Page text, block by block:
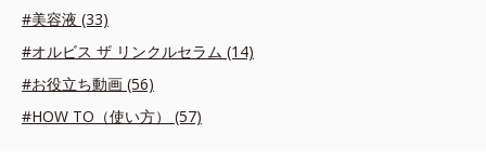
#美容液 (33)
#オルビス ザ リンクルセラム (14)
#お役立ち動画 (56)
#HOW TO（使い方） (57)